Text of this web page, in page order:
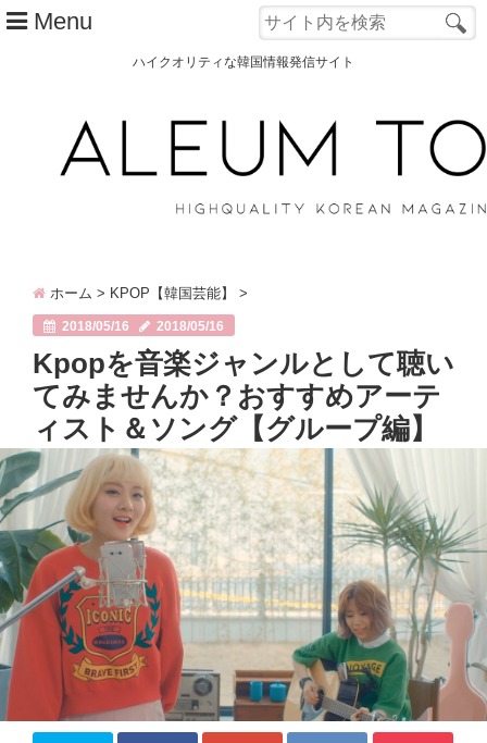
Menu
ALEUM TOWNとは？
韓国旅行
韓国 美容
オルチャン
KPOP【韓国芸能】
新大久保
その他
お問い合わせ
Close
ハイクオリティな韓国情報発信サイト
ホーム > KPOP【韓国芸能】 >
2018/05/16 2018/05/16
Kpopを音楽ジャンルとして聴い
てみませんか？おすすめアーテ
ィスト＆ソング【グループ編】